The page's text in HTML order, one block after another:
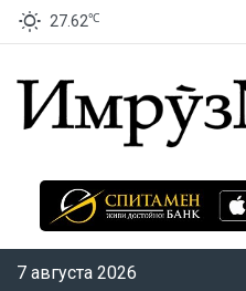
27.62℃
7 августа 2026